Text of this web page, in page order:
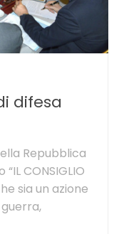
difesa
Repubblica
CONSIGLIO
sia un azione